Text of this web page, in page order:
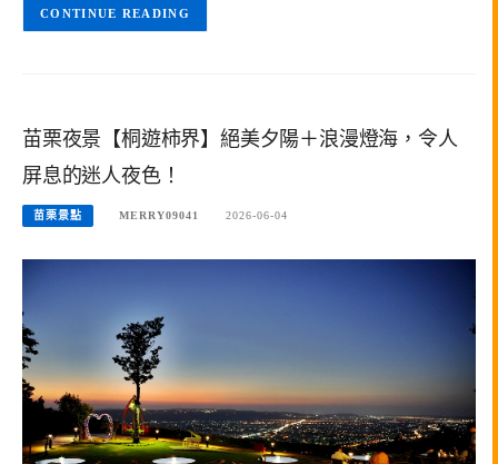
CONTINUE READING
苗栗夜景【桐遊柿界】絕美夕陽＋浪漫燈海，令人
屏息的迷人夜色！
苗栗景點 MERRY09041 2026-06-04